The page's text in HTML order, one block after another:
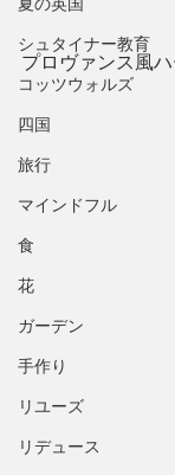
シュタイナー教育
コッツウォルズ
四国
旅行
マインドフル
食
花
ガーデン
手作り
リユーズ
リデュース
プロヴァンス風